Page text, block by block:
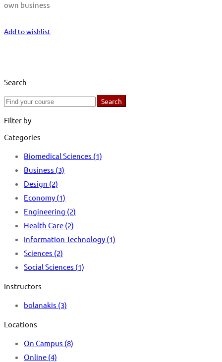
own business
Add to wishlist
Search
Search
Search
Filter by
Categories
Biomedical Sciences (1)
Business (3)
Design (2)
Economy (1)
Engineering (2)
Health Care (2)
Information Technology (1)
Sciences (2)
Social Sciences (1)
Instructors
bolanakis (3)
Locations
On Campus (8)
Online (4)